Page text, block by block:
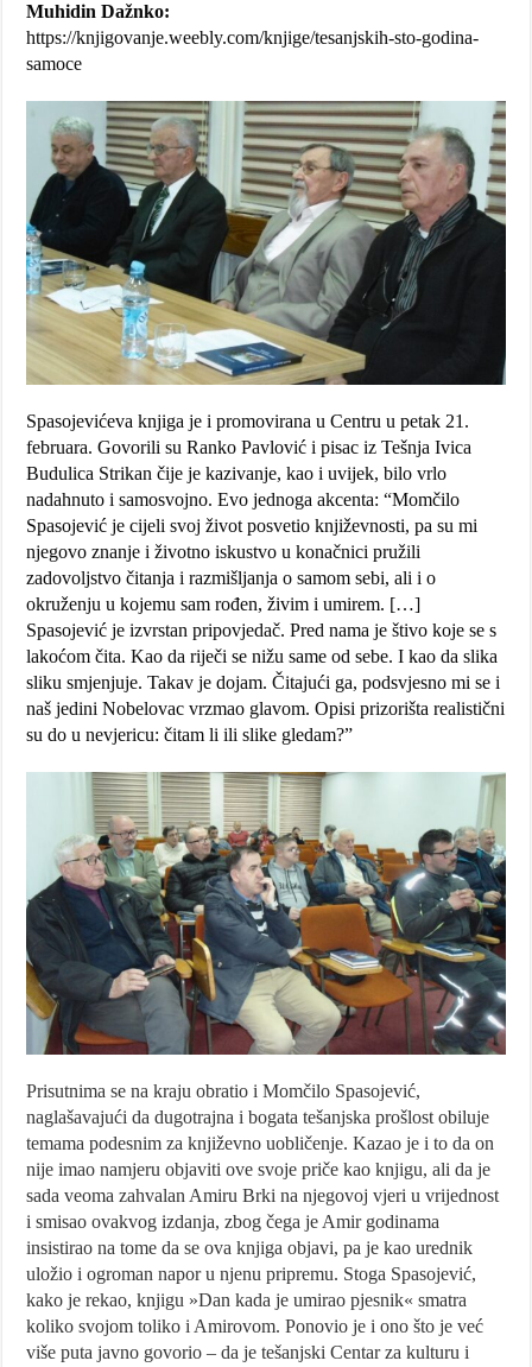
Muhidin Dažnko:
https://knjigovanje.weebly.com/knjige/tesanjskih-sto-godina-
samoce
Spasojevićeva knjiga je i promovirana u Centru u petak 21.
februara. Govorili su Ranko Pavlović i pisac iz Tešnja Ivica
Budulica Strikan čije je kazivanje, kao i uvijek, bilo vrlo
nadahnuto i samosvojno. Evo jednoga akcenta: “Momčilo
Spasojević je cijeli svoj život posvetio književnosti, pa su mi
njegovo znanje i životno iskustvo u konačnici pružili
zadovoljstvo čitanja i razmišljanja o samom sebi, ali i o
okruženju u kojemu sam rođen, živim i umirem. […]
Spasojević je izvrstan pripovjedač. Pred nama je štivo koje se s
lakoćom čita. Kao da riječi se nižu same od sebe. I kao da slika
sliku smjenjuje. Takav je dojam. Čitajući ga, podsvjesno mi se i
naš jedini Nobelovac vrzmao glavom. Opisi prizorišta realistični
su do u nevjericu: čitam li ili slike gledam?”
Prisutnima se na kraju obratio i Momčilo Spasojević,
naglašavajući da dugotrajna i bogata tešanjska prošlost obiluje
temama podesnim za književno uobličenje. Kazao je i to da on
nije imao namjeru objaviti ove svoje priče kao knjigu, ali da je
sada veoma zahvalan Amiru Brki na njegovoj vjeri u vrijednost
i smisao ovakvog izdanja, zbog čega je Amir godinama
insistirao na tome da se ova knjiga objavi, pa je kao urednik
uložio i ogroman napor u njenu pripremu. Stoga Spasojević,
kako je rekao, knjigu »Dan kada je umirao pjesnik« smatra
koliko svojom toliko i Amirovom. Ponovio je i ono što je već
više puta javno govorio – da je tešanjski Centar za kulturu i